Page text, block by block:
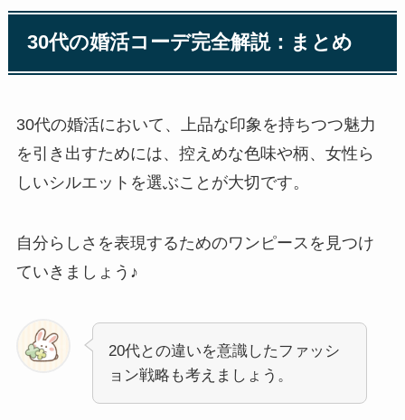
30代の婚活コーデ完全解説：まとめ
30代の婚活において、上品な印象を持ちつつ魅力
を引き出すためには、控えめな色味や柄、女性ら
しいシルエットを選ぶことが大切です。
自分らしさを表現するためのワンピースを見つけ
ていきましょう♪
20代との違いを意識したファッシ
ョン戦略も考えましょう。